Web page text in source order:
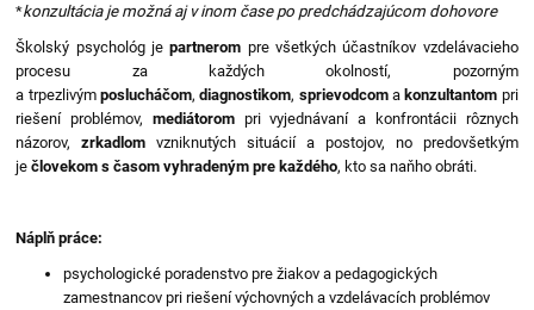
*konzultácia je možná aj v inom čase po predchádzajúcom dohovore
Školský psychológ jepartnerom pre všetkých účastníkov vzdelávacieho
procesu za každých okolností, pozorným
a trpezlivým poslucháčom,diagnostikom, sprievodcomakonzultantom pri
riešení problémov, mediátorompri vyjednávaní a konfrontácii rôznych
názorov,zrkadlom vzniknutých situácií a postojov, no predovšetkým
ječlovekom s časom vyhradeným pre každého, kto sa naňho obráti.
Náplň práce:
psychologické poradenstvo pre žiakov a pedagogických
zamestnancov pri riešení výchovných a vzdelávacích problémov